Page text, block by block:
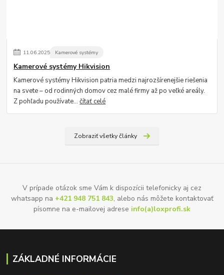
11.06.2025 Kamerové systémy
Kamerové systémy Hikvision
Kamerové systémy Hikvision patria medzi najrozšírenejšie riešenia
na svete – od rodinných domov cez malé firmy až po veľké areály.
Z pohľadu používate...čítať celé
Zobraziť všetky články
V prípade otázok sme Vám k dispozícii telefonicky aj cez
whatsapp na +421 948 751 843, alebo nás môžete kontaktovať
písomne na e-mailovej adrese info(a)loxprofi.sk
ZÁKLADNÉ INFORMÁCIE